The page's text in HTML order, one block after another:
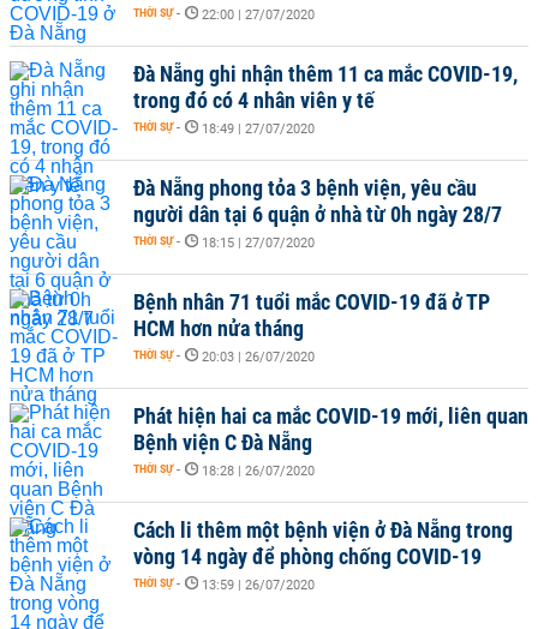
THỜI SỰ - 22:00 | 27/07/2020
Đà Nẵng ghi nhận thêm 11 ca mắc COVID-19,
trong đó có 4 nhân viên y tế
THỜI SỰ - 18:49 | 27/07/2020
Đà Nẵng phong tỏa 3 bệnh viện, yêu cầu
người dân tại 6 quận ở nhà từ 0h ngày 28/7
THỜI SỰ - 18:15 | 27/07/2020
Bệnh nhân 71 tuổi mắc COVID-19 đã ở TP
HCM hơn nửa tháng
THỜI SỰ - 20:03 | 26/07/2020
Phát hiện hai ca mắc COVID-19 mới, liên quan
Bệnh viện C Đà Nẵng
THỜI SỰ - 18:28 | 26/07/2020
Cách li thêm một bệnh viện ở Đà Nẵng trong
vòng 14 ngày để phòng chống COVID-19
THỜI SỰ - 13:59 | 26/07/2020